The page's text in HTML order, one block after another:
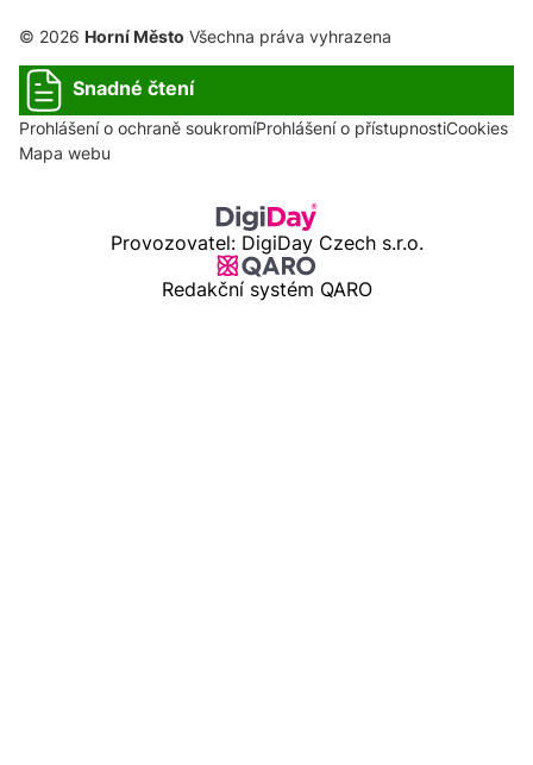
© 2026 Horní Město Všechna práva vyhrazena
Snadné čtení
Prohlášení o ochraně soukromíProhlášení o přístupnostiCookies
Mapa webu
Provozovatel: DigiDay Czech s.r.o.
Redakční systém QARO